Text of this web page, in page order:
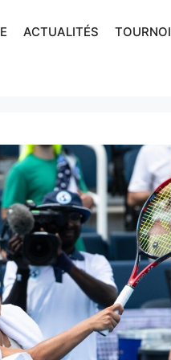
ACTUALITÉS TOURNOI